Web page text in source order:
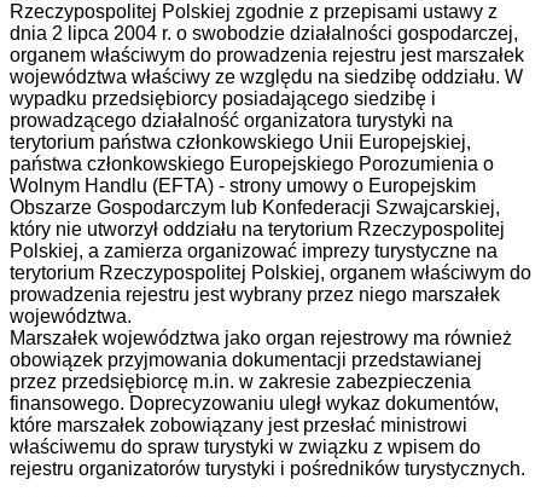
Rzeczypospolitej Polskiej zgodnie z przepisami ustawy z
dnia 2 lipca 2004 r. o swobodzie działalności gospodarczej,
organem właściwym do prowadzenia rejestru jest marszałek
województwa właściwy ze względu na siedzibę oddziału. W
wypadku przedsiębiorcy posiadającego siedzibę i
prowadzącego działalność organizatora turystyki na
terytorium państwa członkowskiego Unii Europejskiej,
państwa członkowskiego Europejskiego Porozumienia o
Wolnym Handlu (EFTA) - strony umowy o Europejskim
Obszarze Gospodarczym lub Konfederacji Szwajcarskiej,
który nie utworzył oddziału na terytorium Rzeczypospolitej
Polskiej, a zamierza organizować imprezy turystyczne na
terytorium Rzeczypospolitej Polskiej, organem właściwym do
prowadzenia rejestru jest wybrany przez niego marszałek
województwa.
Marszałek województwa jako organ rejestrowy ma również
obowiązek przyjmowania dokumentacji przedstawianej
przez przedsiębiorcę m.in. w zakresie zabezpieczenia
finansowego. Doprecyzowaniu uległ wykaz dokumentów,
które marszałek zobowiązany jest przesłać ministrowi
właściwemu do spraw turystyki w związku z wpisem do
rejestru organizatorów turystyki i pośredników turystycznych.